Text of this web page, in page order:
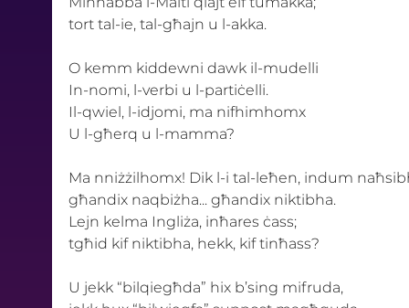
tort tal-ie, tal-għajn u l-akka.
O kemm kiddewni dawk il-mudelli
In-nomi, l-verbi u l-partiċelli.
Il-qwiel, l-idjomi, ma nifhimhomx
U l-għerq u l-mamma?
Ma nniżżilhomx! Dik l-i tal-leħen, indum
għandix naqbiżha... għandix niktibha.
Lejn kelma Ingliża, inħares ċass;
tgħid kif niktibha, hekk, kif tinħass?
U jekk “bilqiegħda” hix b’sing mifruda,